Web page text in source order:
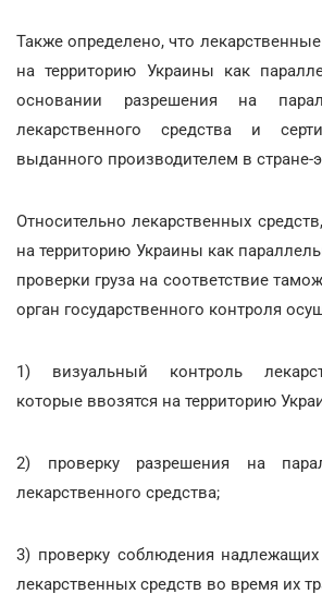
Также определено, что
на территорию Украины как
основании разрешения на
лекарственного средства и
выданного производителем в стране-
Относительно лекарственных
на территорию Украины как
проверки груза на соответствие
орган государственного контроля
1) визуальный контроль
которые ввозятся на территорию
2) проверку разрешения на
лекарственного средства;
3) проверку соблюдения
лекарственных средств во время их